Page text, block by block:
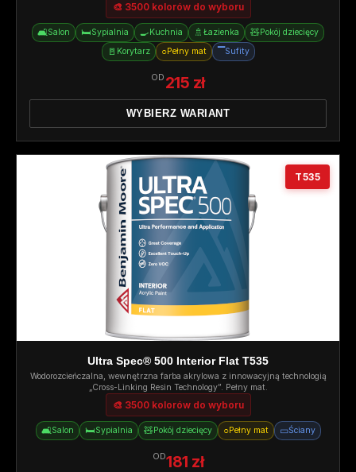
🎨 3500 kolorów do wyboru
🛋️Salon 🛏️Sypialnia 🍳Kuchnia 🚿 Łazienka 🧸Pokój dziecięcy
🚪 Korytarz ○Pełny mat ▔Sufity
OD 215 zł
WYBIERZ WARIANT
T535
Ultra Spec® 500 Interior Flat T535
Wodorozcieńczalna, wewnętrzna farba akrylowa z innowacyjną technologią
„Cross-Linking Resin Technology”. Pełny mat.
🎨 3500 kolorów do wyboru
🛋️Salon 🛏️Sypialnia 🧸Pokój dziecięcy ○Pełny mat ▭Ściany
OD181 zł